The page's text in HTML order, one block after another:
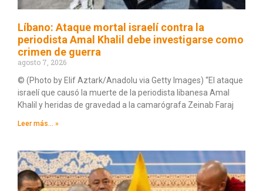
Líbano: Ataque mortal israelí contra la
periodista Amal Khalil debe investigarse como
crimen de guerra
agosto 7, 2026
© (Photo by Elif Aztark/Anadolu via Getty Images) “El ataque
israelí que causó la muerte de la periodista libanesa Amal
Khalil y heridas de gravedad a la camarógrafa Zeinab Faraj
Leer más... »